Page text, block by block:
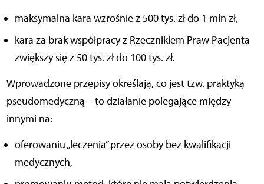
maksymalna kara wzrośnie z 500 tys. zł do 1 mln zł,
kara za brak współpracy z Rzecznikiem Praw Pacjenta
zwiększy się z 50 tys. zł do 100 tys. zł.
Wprowadzone przepisy określają, co jest tzw. praktyką
pseudomedyczną – to działanie polegające między
innymi na:
oferowaniu „leczenia” przez osoby bez kwalifikacji
medycznych,